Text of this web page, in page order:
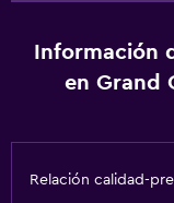
Insonorización
Teléfono
Servicios y
Información
en Grand
Relación calidad-